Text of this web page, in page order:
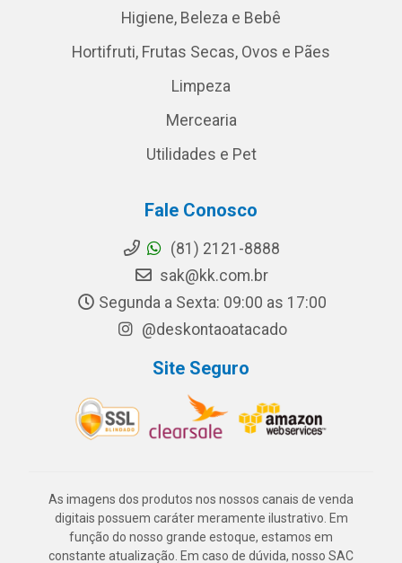
Higiene, Beleza e Bebê
Hortifruti, Frutas Secas, Ovos e Pães
Limpeza
Mercearia
Utilidades e Pet
Fale Conosco
(81) 2121-8888
sak@kk.com.br
Segunda a Sexta: 09:00 as 17:00
@deskontaoatacado
Site Seguro
As imagens dos produtos nos nossos canais de venda
digitais possuem caráter meramente ilustrativo. Em
função do nosso grande estoque, estamos em
constante atualização. Em caso de dúvida, nosso SAC